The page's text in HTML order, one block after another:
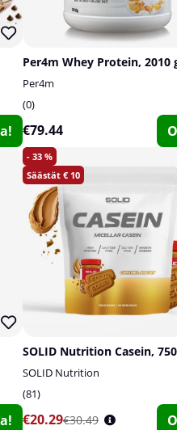
Per4m Whey Protein, 2010
Per4m
0
€79.44
33
10
SOLID Nutrition Casein,
SOLID Nutrition
81
€20.29€30.49